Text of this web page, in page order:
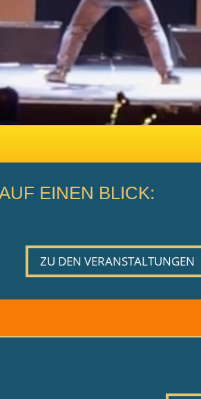
EINEN BLICK:
ZU DEN VERANSTALTUNGEN